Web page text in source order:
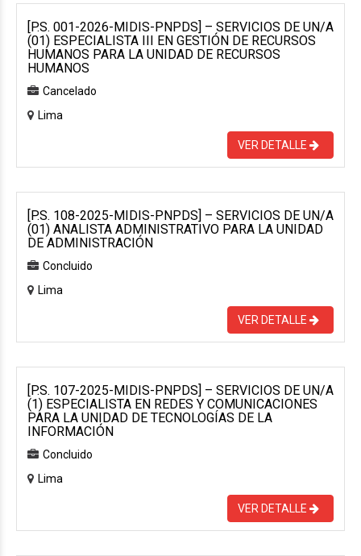
[P.S. 001-2026-MIDIS-PNPDS] – SERVICIOS DE UN/A
(01) ESPECIALISTA III EN GESTIÓN DE RECURSOS
HUMANOS PARA LA UNIDAD DE RECURSOS
HUMANOS
Cancelado
Lima
VER DETALLE
[P.S. 108-2025-MIDIS-PNPDS] – SERVICIOS DE UN/A
(01) ANALISTA ADMINISTRATIVO PARA LA UNIDAD
DE ADMINISTRACIÓN
Concluido
Lima
VER DETALLE
[P.S. 107-2025-MIDIS-PNPDS] – SERVICIOS DE UN/A
(1) ESPECIALISTA EN REDES Y COMUNICACIONES
PARA LA UNIDAD DE TECNOLOGÍAS DE LA
INFORMACIÓN
Concluido
Lima
VER DETALLE